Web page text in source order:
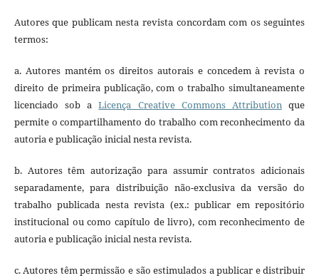
Autores que publicam nesta revista concordam com os seguintes
termos:
a. Autores mantém os direitos autorais e concedem à revista o
direito de primeira publicação, com o trabalho simultaneamente
licenciado sob aLicença Creative Commons Attributionque
permite o compartilhamento do trabalho com reconhecimento da
autoria e publicação inicial nesta revista.
b. Autores têm autorização para assumir contratos adicionais
separadamente, para distribuição não-exclusiva da versão do
trabalho publicada nesta revista (ex.: publicar em repositório
institucional ou como capítulo de livro), com reconhecimento de
autoria e publicação inicial nesta revista.
c. Autores têm permissão e são estimulados a publicar e distribuir